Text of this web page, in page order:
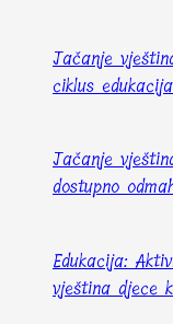
Jačanje
ciklus edukacija
Jačanje
dostupno
Edukacija:
vještina djece